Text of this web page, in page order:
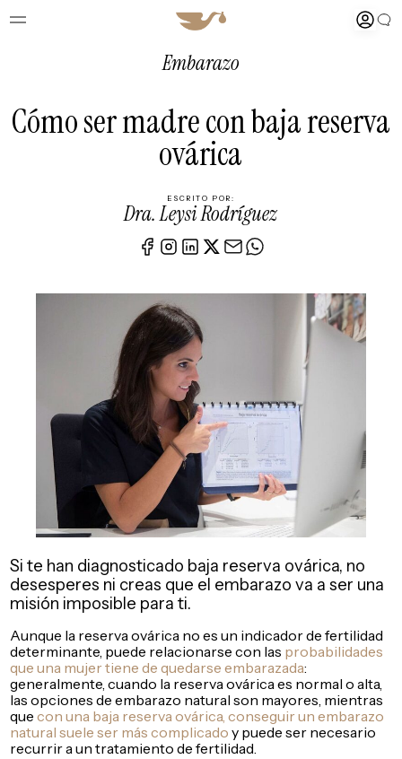
Embarazo
Cómo ser madre con baja reserva
ovárica
ESCRITO POR:
Dra. Leysi Rodríguez
Si te han diagnosticado baja reserva ovárica, no
desesperes ni creas que el embarazo va a ser una
misión imposible para ti.
Aunque la reserva ovárica no es un indicador de fertilidad
determinante, puede relacionarse con las probabilidades
que una mujer tiene de quedarse embarazada:
generalmente, cuando la reserva ovárica es normal o alta,
las opciones de embarazo natural son mayores, mientras
quecon una baja reserva ovárica, conseguir un embarazo
natural suele ser más complicado y puede ser necesario
recurrir a un tratamiento de fertilidad.